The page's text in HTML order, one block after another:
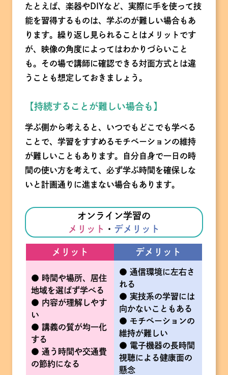
たとえば、楽器やDIYなど、実際に手を使って技
能を習得するものは、学ぶのが難しい場合もあ
ります。繰り返し見られることはメリットです
が、映像の角度によってはわかりづらいこと
も。その場で講師に確認できる対面方式とは違
うことも想定しておきましょう。
【持続することが難しい場合も】
学ぶ側から考えると、いつでもどこでも学べる
ことで、学習をすすめるモチベーションの維持
が難しいこともあります。自分自身で一日の時
間の使い方を考えて、必ず学ぶ時間を確保しな
いと計画通りに進まない場合もあります。
オンライン学習の
メリット
・ デメリット
メリット デメリット
● 時間や場所、居住
地域を選ばず学べる
● 内容が理解しやす
い
● 講義の質が均一化
する
● 通う時間や交通費
の節約になる
● 通信環境に左右さ
れる
● 実技系の学習には
向かないこともある
● モチベーションの
維持が難しい
● 電子機器の長時間
視聴による健康面の
懸念